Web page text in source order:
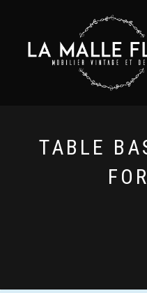
TABLE